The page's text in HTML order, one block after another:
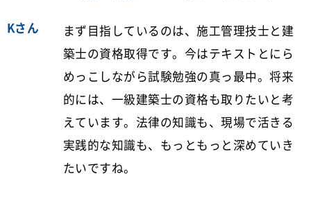
Kさん
まず目指しているのは、施工管理技士と建
築士の資格取得です。今はテキストとにら
めっこしながら試験勉強の真っ最中。将来
的には、一級建築士の資格も取りたいと考
えています。法律の知識も、現場で活きる
実践的な知識も、もっともっと深めていき
たいですね。